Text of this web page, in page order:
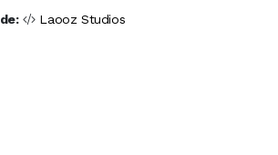
Laooz Studios